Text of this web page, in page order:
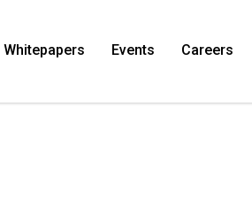
Whitepapers Events Careers